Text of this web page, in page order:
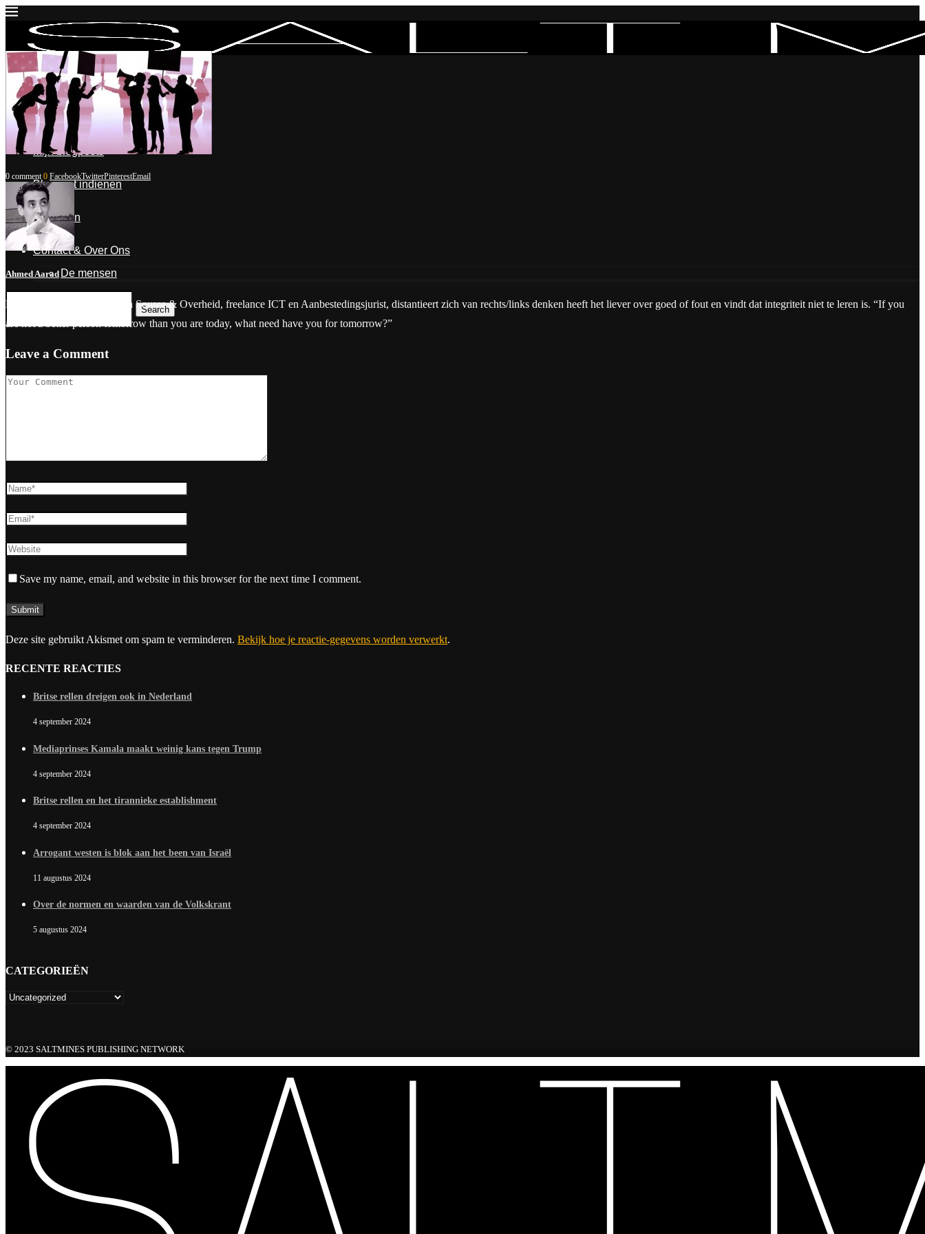
Inloggen
Mijn account
Mijn blogposts
Blogpost indienen
Uitloggen
Contact & Over Ons
De mensen
Search
0 comment 0 FacebookTwitterPinterestEmail
Ahmed Aarad
Bestuurder bij stichting Open Source & Overheid, freelance ICT en Aanbestedingsjurist, distantieert zich van rechts/links denken heeft het liever over goed of fout en vindt dat integriteit niet te leren is. “If you
are not a better person tomorrow than you are today, what need have you for tomorrow?”
Leave a Comment
Save my name, email, and website in this browser for the next time I comment.
Deze site gebruikt Akismet om spam te verminderen. Bekijk hoe je reactie-gegevens worden verwerkt.
RECENTE REACTIES
Britse rellen dreigen ook in Nederland
4 september 2024
Mediaprinses Kamala maakt weinig kans tegen Trump
4 september 2024
Britse rellen en het tirannieke establishment
4 september 2024
Arrogant westen is blok aan het been van Israël
11 augustus 2024
Over de normen en waarden van de Volkskrant
5 augustus 2024
CATEGORIEËN
© 2023 SALTMINES PUBLISHING NETWORK